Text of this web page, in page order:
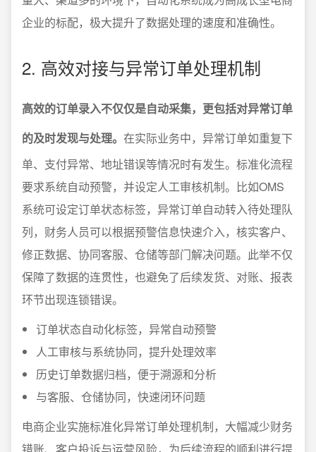
企业的标配，极大提升了数据处理的速度和准确性。
2. 高效对接与异常订单处理机制
高效的订单录入不仅仅是自动采集，更包括对异常订单
的及时发现与处理。 在实际业务中，异常订单如重复下
单、支付异常、地址错误等情况时有发生。标准化流程
要求系统自动预警，并设定人工审核机制。比如OMS
系统可设定订单状态标签，异常订单自动转入待处理队
列，财务人员可以根据预警信息快速介入，核实客户、
修正数据、协同客服、仓储等部门解决问题。此举不仅
保障了数据的连贯性，也避免了后续发货、对账、报表
环节出现连锁错误。
订单状态自动化标签，异常自动预警
人工审核与系统协同，提升处理效率
历史订单数据归档，便于溯源和分析
与客服、仓储协同，快速闭环问题
电商企业实施标准化异常订单处理机制，大幅减少财务